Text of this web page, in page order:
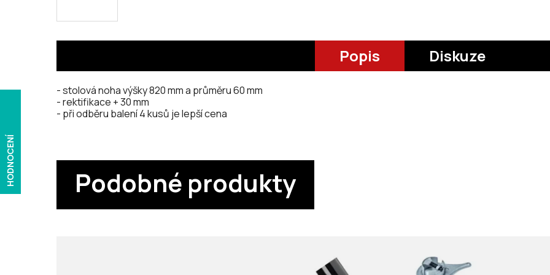
Popis Diskuze
- stolová noha výšky 820 mm a průměru 60 mm
- rektifikace + 30 mm
- při odběru balení 4 kusů je lepší cena
Podobné produkty
HODNOCENÍ